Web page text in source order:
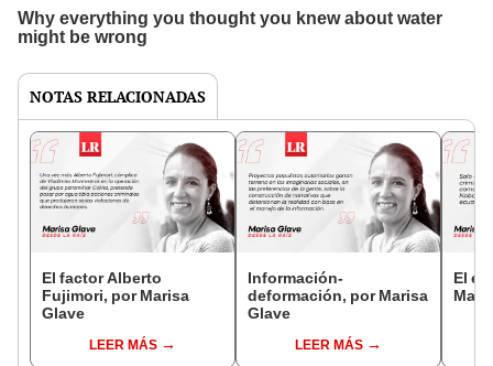
NOTAS RELACIONADAS
El factor Alberto
Fujimori, por Marisa
Glave
LEER MÁS
Información-
deformación, por Marisa
Glave
LEER MÁS
El